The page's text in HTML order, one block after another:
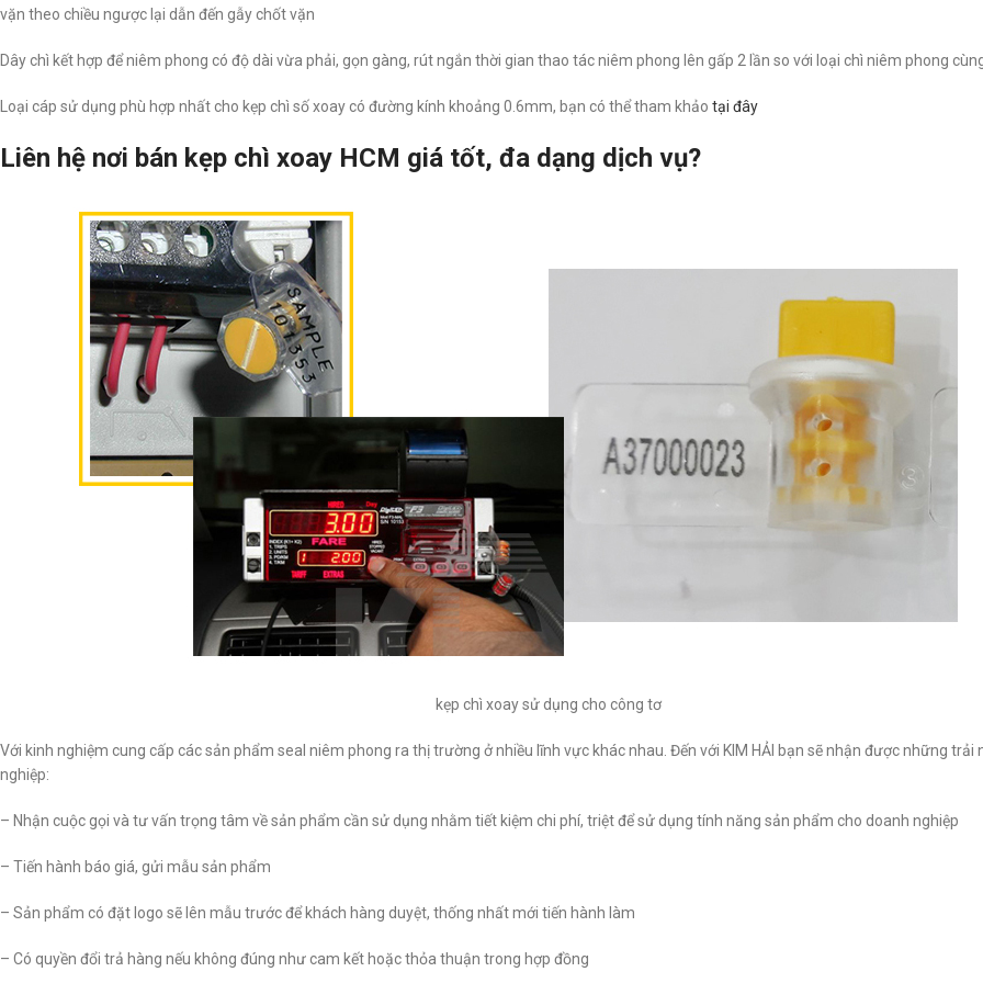
vặn theo chiều ngược lại dẫn đến gẫy chốt vặn
Dây chì kết hợp để niêm phong có độ dài vừa phải, gọn gàng, rút ngắn thời gian thao tác niêm phong lên gấp 2 lần so với loại chì niêm phong
Loại cáp sử dụng phù hợp nhất cho kẹp chì số xoay có đường kính khoảng 0.6mm, bạn có thể tham khảo tại đây
Liên hệ nơi bán kẹp chì xoay HCM giá tốt, đa dạng dịch vụ?
kẹp chì xoay sử dụng cho công tơ
Với kinh nghiệm cung cấp các sản phẩm seal niêm phong ra thị trường ở nhiều lĩnh vực khác nhau. Đến với KIM HẢI bạn sẽ nhận được những trải
nghiệp:
– Nhận cuộc gọi và tư vấn trọng tâm về sản phẩm cần sử dụng nhằm tiết kiệm chi phí, triệt để sử dụng tính năng sản phẩm cho doanh nghiệp
– Tiến hành báo giá, gửi mẫu sản phẩm
– Sản phẩm có đặt logo sẽ lên mẫu trước để khách hàng duyệt, thống nhất mới tiến hành làm
– Có quyền đổi trả hàng nếu không đúng như cam kết hoặc thỏa thuận trong hợp đồng